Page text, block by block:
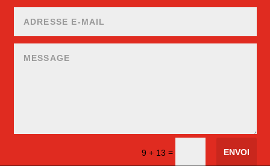
9 + 13 = ENVOI